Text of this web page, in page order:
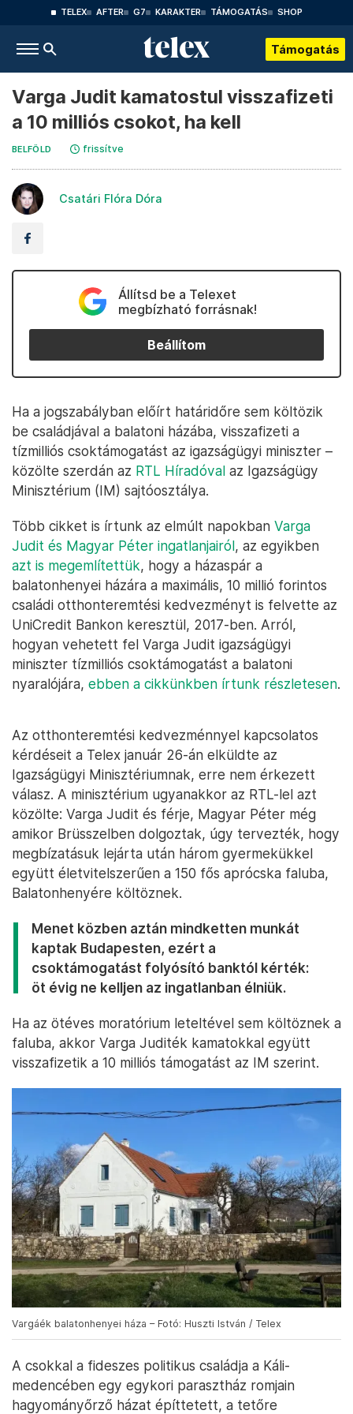
TELEX AFTER G7 KARAKTER TÁMOGATÁS SHOP
Támogatás
Varga Judit kamatostul visszafizeti
a 10 milliós csokot, ha kell
BELFÖLD frissítve
Csatári Flóra Dóra
Állítsd be a Telexet
megbízható forrásnak!
Beállítom
Ha a jogszabályban előírt határidőre sem költözik
be családjával a balatoni házába, visszafizeti a
tízmilliós csoktámogatást az igazságügyi miniszter –
közölte szerdán az RTL Híradóval az Igazságügy
Minisztérium (IM) sajtóosztálya.
Több cikket is írtunk az elmúlt napokban Varga
Judit és Magyar Péter ingatlanjairól, az egyikben
azt is megemlítettük, hogy a házaspár a
balatonhenyei házára a maximális, 10 millió forintos
családi otthonteremtési kedvezményt is felvette az
UniCredit Bankon keresztül, 2017-ben. Arról,
hogyan vehetett fel Varga Judit igazságügyi
miniszter tízmilliós csoktámogatást a balatoni
nyaralójára, ebben a cikkünkben írtunk részletesen.
Az otthonteremtési kedvezménnyel kapcsolatos
kérdéseit a Telex január 26-án elküldte az
Igazságügyi Minisztériumnak, erre nem érkezett
válasz. A minisztérium ugyanakkor az RTL-lel azt
közölte: Varga Judit és férje, Magyar Péter még
amikor Brüsszelben dolgoztak, úgy tervezték, hogy
megbízatásuk lejárta után három gyermekükkel
együtt életvitelszerűen a 150 fős aprócska faluba,
Balatonhenyére költöznek.
Menet közben aztán mindketten munkát
kaptak Budapesten, ezért a
csoktámogatást folyósító banktól kérték:
öt évig ne kelljen az ingatlanban élniük.
Ha az ötéves moratórium leteltével sem költöznek a
faluba, akkor Varga Juditék kamatokkal együtt
visszafizetik a 10 milliós támogatást az IM szerint.
Vargáék balatonhenyei háza – Fotó: Huszti István / Telex
A csokkal a fideszes politikus családja a Káli-
medencében egy egykori parasztház romjain
hagyományőrző házat építtetett, a tetőre